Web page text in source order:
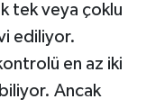
tek veya çoklu
ediliyor.
en az iki
Ancak